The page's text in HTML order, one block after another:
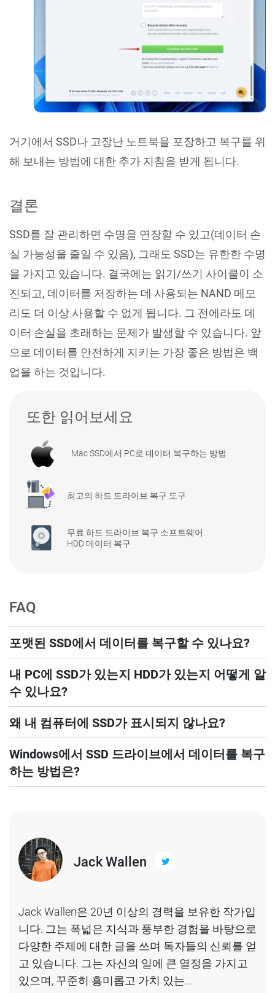
거기에서 SSD나 고장난 노트북을 포장하고 복구를 위
해 보내는 방법에 대한 추가 지침을 받게 됩니다.
결론
SSD를 잘 관리하면 수명을 연장할 수 있고(데이터 손
실 가능성을 줄일 수 있음), 그래도 SSD는 유한한 수명
을 가지고 있습니다. 결국에는 읽기/쓰기 사이클이 소
진되고, 데이터를 저장하는 데 사용되는 NAND 메모
리도 더 이상 사용할 수 없게 됩니다. 그 전에라도 데
이터 손실을 초래하는 문제가 발생할 수 있습니다. 앞
으로 데이터를 안전하게 지키는 가장 좋은 방법은 백
업을 하는 것입니다.
또한 읽어보세요
Mac SSD에서 PC로 데이터 복구하는 방법
최고의 하드 드라이브 복구 도구
무료 하드 드라이브 복구 소프트웨어.
HDD 데이터 복구
FAQ
포맷된 SSD에서 데이터를 복구할 수 있나요?
내 PC에 SSD가 있는지 HDD가 있는지 어떻게 알
수 있나요?
왜 내 컴퓨터에 SSD가 표시되지 않나요?
Windows에서 SSD 드라이브에서 데이터를 복구
하는 방법은?
Jack Wallen
Jack Wallen은 20년 이상의 경력을 보유한 작가입
니다. 그는 폭넓은 지식과 풍부한 경험을 바탕으로
다양한 주제에 대한 글을 쓰며 독자들의 신뢰를 얻
고 있습니다. 그는 자신의 일에 큰 열정을 가지고
있으며, 꾸준히 흥미롭고 가치 있는...